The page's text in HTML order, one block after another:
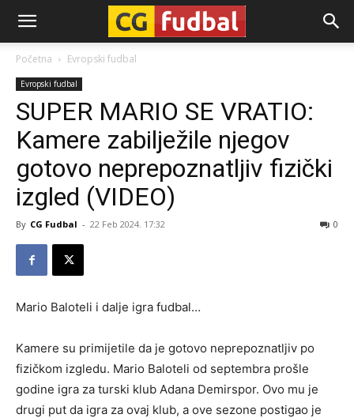
CG-
Fudbal
Početna Evropski fudbal
Evropski fudbal
SUPER MARIO SE VRATIO:
Kamere zabilježile njegov
gotovo neprepoznatljiv fizički
izgled (VIDEO)
By CG Fudbal - 22 Feb 2024. 17:32 0
Mario Baloteli i dalje igra fudbal…
Kamere su primijetile da je gotovo neprepoznatljiv po
fizičkom izgledu. Mario Baloteli od septembra prošle
godine igra za turski klub Adana Demirspor. Ovo mu je
drugi put da igra za ovaj klub, a ove sezone postigao je